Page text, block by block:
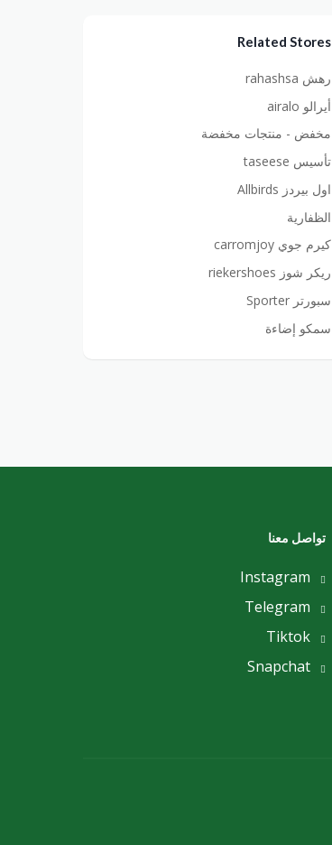
Related Stores
رهش rahashsa
أيرالو airalo
مخفض - منتجات مخفضة
تأسيس taseese
اول بيردز Allbirds
الظفارية
كيرم جوي carromjoy
ريكر شوز riekershoes
سبورتر Sporter
سمكو إضاءة
تواصل معنا
Instagram
Telegram
Tiktok
Snapchat